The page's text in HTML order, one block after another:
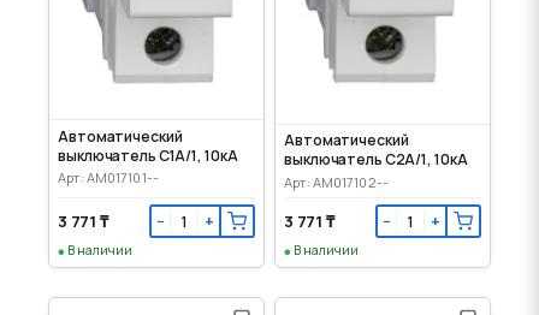
Автоматический
выключатель C1А/1, 10кА
Арт: AM017101--
3 771 ₸ − +
В наличии
Автоматический
выключатель C2А/1, 10кА
Арт: AM017102--
3 771 ₸ − +
В наличии